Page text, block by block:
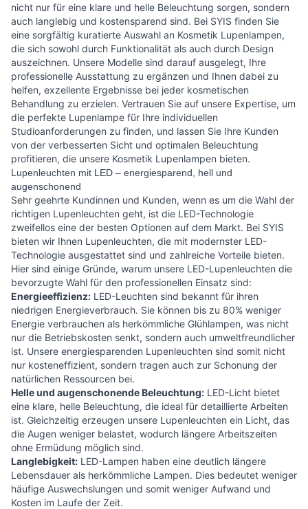
nicht nur für eine klare und helle Beleuchtung sorgen, sondern
auch langlebig und kostensparend sind. Bei SYIS finden Sie
eine sorgfältig kuratierte Auswahl an Kosmetik Lupenlampen,
die sich sowohl durch Funktionalität als auch durch Design
auszeichnen. Unsere Modelle sind darauf ausgelegt, Ihre
professionelle Ausstattung zu ergänzen und Ihnen dabei zu
helfen, exzellente Ergebnisse bei jeder kosmetischen
Behandlung zu erzielen. Vertrauen Sie auf unsere Expertise, um
die perfekte Lupenlampe für Ihre individuellen
Studioanforderungen zu finden, und lassen Sie Ihre Kunden
von der verbesserten Sicht und optimalen Beleuchtung
profitieren, die unsere Kosmetik Lupenlampen bieten.
Lupenleuchten mit LED – energiesparend, hell und
augenschonend
Sehr geehrte Kundinnen und Kunden, wenn es um die Wahl der
richtigen Lupenleuchten geht, ist die LED-Technologie
zweifellos eine der besten Optionen auf dem Markt. Bei SYIS
bieten wir Ihnen Lupenleuchten, die mit modernster LED-
Technologie ausgestattet sind und zahlreiche Vorteile bieten.
Hier sind einige Gründe, warum unsere LED-Lupenleuchten die
bevorzugte Wahl für den professionellen Einsatz sind:
Energieeffizienz: LED-Leuchten sind bekannt für ihren
niedrigen Energieverbrauch. Sie können bis zu 80% weniger
Energie verbrauchen als herkömmliche Glühlampen, was nicht
nur die Betriebskosten senkt, sondern auch umweltfreundlicher
ist. Unsere energiesparenden Lupenleuchten sind somit nicht
nur kosteneffizient, sondern tragen auch zur Schonung der
natürlichen Ressourcen bei.
Helle und augenschonende Beleuchtung: LED-Licht bietet
eine klare, helle Beleuchtung, die ideal für detaillierte Arbeiten
ist. Gleichzeitig erzeugen unsere Lupenleuchten ein Licht, das
die Augen weniger belastet, wodurch längere Arbeitszeiten
ohne Ermüdung möglich sind.
Langlebigkeit: LED-Lampen haben eine deutlich längere
Lebensdauer als herkömmliche Lampen. Dies bedeutet weniger
häufige Auswechslungen und somit weniger Aufwand und
Kosten im Laufe der Zeit.